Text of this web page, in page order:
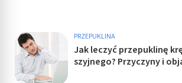
PRZEPUKLINA
Jak leczyć przepuklinę
szyjnego? Przyczyny i